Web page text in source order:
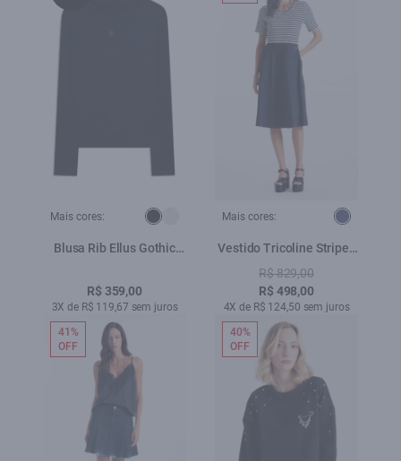
Mais cores:
Blusa Rib Ellus Gothic
R$ 359,00
3X de R$ 119,67 sem juros
Mais cores:
Vestido Tricoline Stripes
Dark Navy
R$ 829,00
R$ 498,00
4X de R$ 124,50 sem juros
41%
OFF
40%
OFF